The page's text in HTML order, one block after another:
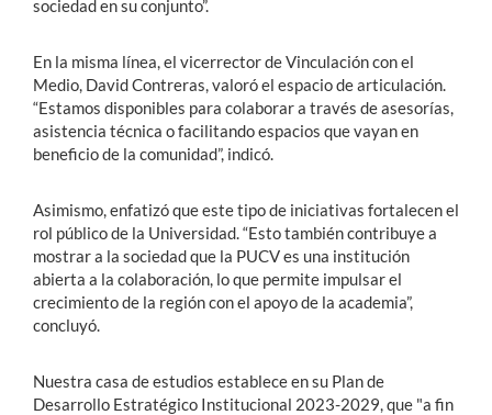
sociedad en su conjunto”.
En la misma línea, el vicerrector de Vinculación con el
Medio, David Contreras, valoró el espacio de articulación.
“Estamos disponibles para colaborar a través de asesorías,
asistencia técnica o facilitando espacios que vayan en
beneficio de la comunidad”, indicó.
Asimismo, enfatizó que este tipo de iniciativas fortalecen el
rol público de la Universidad. “Esto también contribuye a
mostrar a la sociedad que la PUCV es una institución
abierta a la colaboración, lo que permite impulsar el
crecimiento de la región con el apoyo de la academia”,
concluyó.
Nuestra casa de estudios establece en su Plan de
Desarrollo Estratégico Institucional 2023-2029, que "a fin